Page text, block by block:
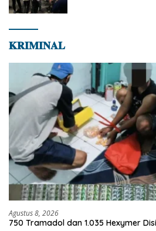
𝐊𝐑𝐈𝐌𝐈𝐍𝐀𝐋
Agustus 8, 2026
750 Tramadol dan 1.035 Hexymer